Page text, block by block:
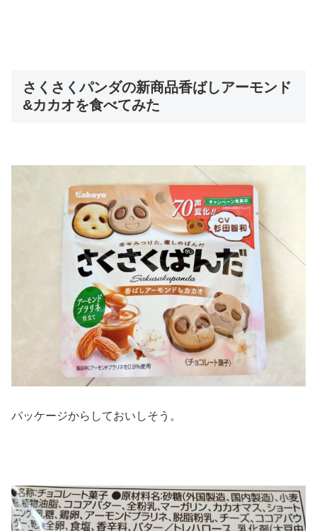
さくさくパンダの新商品香ばしアーモンド
&カカオを食べてみた
パッケージからしておいしそう。